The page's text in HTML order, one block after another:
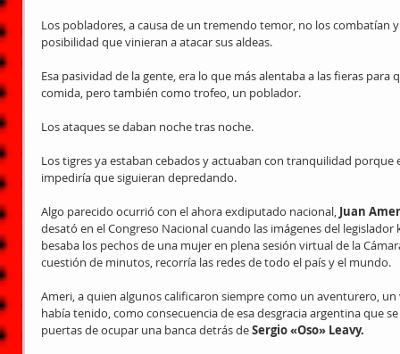
Los pobladores, a causa de un tremendo temor, no los combatían
posibilidad que vinieran a atacar sus aldeas.
Esa pasividad de la gente, era lo que más alentaba a las fieras
comida, pero también como trofeo, un poblador.
Los ataques se daban noche tras noche.
Los tigres ya estaban cebados y actuaban con tranquilidad
impediría que siguieran depredando.
Algo parecido ocurrió con el ahora exdiputado nacional, Juan
desató en el Congreso Nacional cuando las imágenes del
besaba los pechos de una mujer en plena sesión virtual de la
cuestión de minutos, recorría las redes de todo el país y el mundo.
Ameri, a quien algunos calificaron siempre como un aventurero,
había tenido, como consecuencia de esa desgracia argentina que
puertas de ocupar una banca detrás de Sergio «Oso» Leavy.